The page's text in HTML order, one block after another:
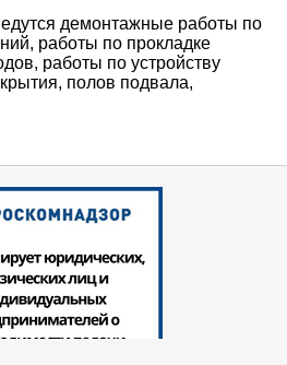
демонтажные работы по
работы по прокладке
работы по устройству
полов подвала,